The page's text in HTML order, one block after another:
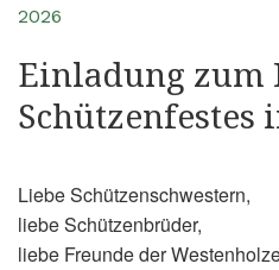
2026
Einladung zum
Schützenfestes
Liebe Schützenschwestern,
liebe Schützenbrüder,
liebe Freunde der